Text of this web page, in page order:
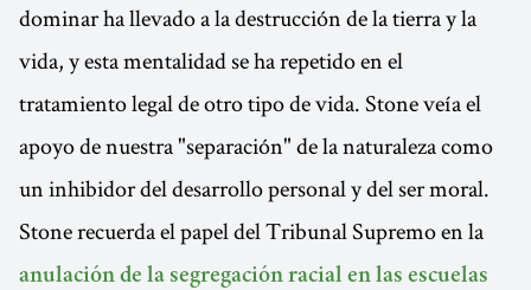
dominar ha llevado a la destrucción de la tierra y la
vida, y esta mentalidad se ha repetido en el
tratamiento legal de otro tipo de vida. Stone veía el
apoyo de nuestra "separación" de la naturaleza como
un inhibidor del desarrollo personal y del ser moral.
Stone recuerda el papel del Tribunal Supremo en la
anulación de la segregación racial en las escuelas